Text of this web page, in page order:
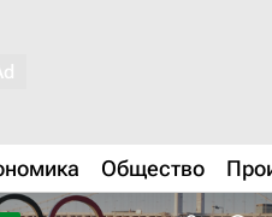
Общество